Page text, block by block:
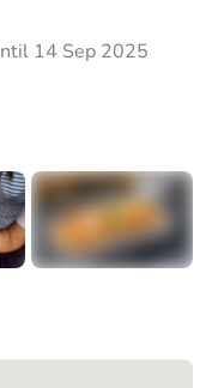
14 Sep 2025